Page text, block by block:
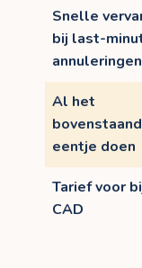
Snelle
bij last-
annuleringen
Al het
eentje doen
Tarief voor
CAD